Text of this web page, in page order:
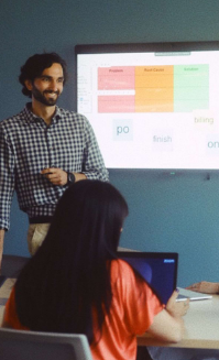
Meetings
Rooms
Canvas
Insights de CX